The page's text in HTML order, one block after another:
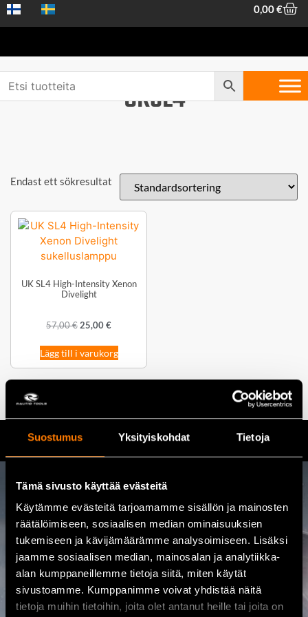
Suostumus Yksityiskohdat Tietoja
Tämä sivusto käyttää evästeitä
Käytämme evästeitä tarjoamamme sisällön ja mainosten
räätälöimiseen, sosiaalisen median ominaisuuksien
tukemiseen ja kävijämäärämme analysoimiseen. Lisäksi
jaamme sosiaalisen median, mainosalan ja analytiikka-
alan kumppaneillemme tietoja siitä, miten käytät
sivustoamme. Kumppanimme voivat yhdistää näitä
tietoja muihin tietoihin, joita olet antanut heille tai joita on
0,00€
UKSL4
Endast ett sökresultat
UK SL4 High-Intensity Xenon
Divelight
57,00€25,00€
Lägg till i varukorg
Kontakta oss
08 460 085
Adress
Kalajoentie 21, 85100 Kalajoki